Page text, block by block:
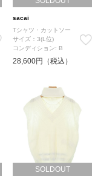
sacai
Tシャツ・カットソー
サイズ：3(L位)
コンディション: B
28,600円（税込）
SOLDOUT